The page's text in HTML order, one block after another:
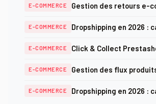
E-COMMERCE
Gestion des retours e-
E-COMMERCE
Dropshipping en 2026 :
E-COMMERCE
Click & Collect
étape par étape
E-COMMERCE
Gestion des flux
de prix
E-COMMERCE
Dropshipping en 2026 :